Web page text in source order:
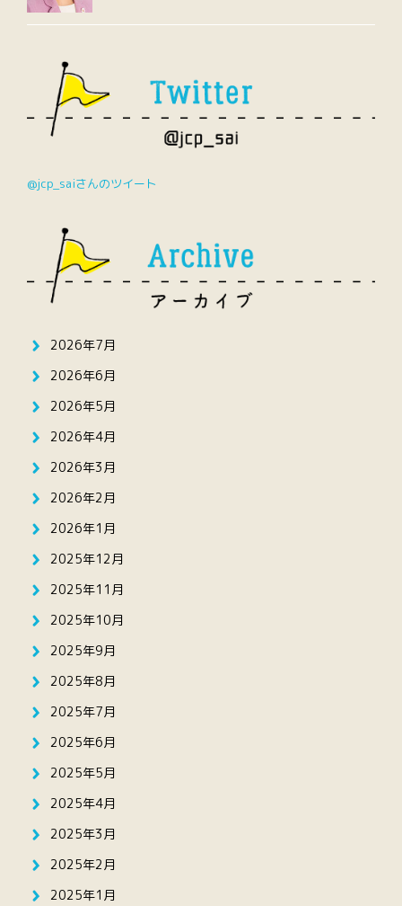
@jcp_saiさんのツイート
2026年7月
2026年6月
2026年5月
2026年4月
2026年3月
2026年2月
2026年1月
2025年12月
2025年11月
2025年10月
2025年9月
2025年8月
2025年7月
2025年6月
2025年5月
2025年4月
2025年3月
2025年2月
2025年1月